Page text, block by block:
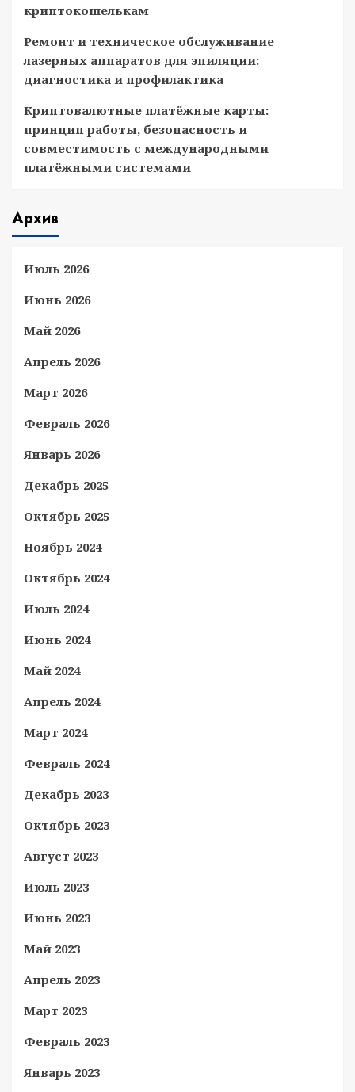
криптокошелькам
Ремонт и техническое обслуживание
лазерных аппаратов для эпиляции:
диагностика и профилактика
Криптовалютные платёжные карты:
принцип работы, безопасность и
совместимость с международными
платёжными системами
Архив
Июль 2026
Июнь 2026
Май 2026
Апрель 2026
Март 2026
Февраль 2026
Январь 2026
Декабрь 2025
Октябрь 2025
Ноябрь 2024
Октябрь 2024
Июль 2024
Июнь 2024
Май 2024
Апрель 2024
Март 2024
Февраль 2024
Декабрь 2023
Октябрь 2023
Август 2023
Июль 2023
Июнь 2023
Май 2023
Апрель 2023
Март 2023
Февраль 2023
Январь 2023